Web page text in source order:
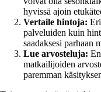
hyvissä ajoin
Vertaile hintoja:
palveluiden kuin
saadaksesi parhaan
Lue arvosteluja:
matkailijoiden
paremman